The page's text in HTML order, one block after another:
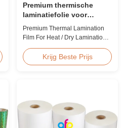
Premium thermische
laminatiefolie voor
warm/droog lamineren 12
- 350 micron
Premium Thermal Lamination
Film For Heat / Dry Lamination
Lamination Use Premium
Laminating Roll Thermal
Specification Material BOPP
(Biaxially Oriented
Polypropylene) Film Thickness
Krijg Beste Prijs